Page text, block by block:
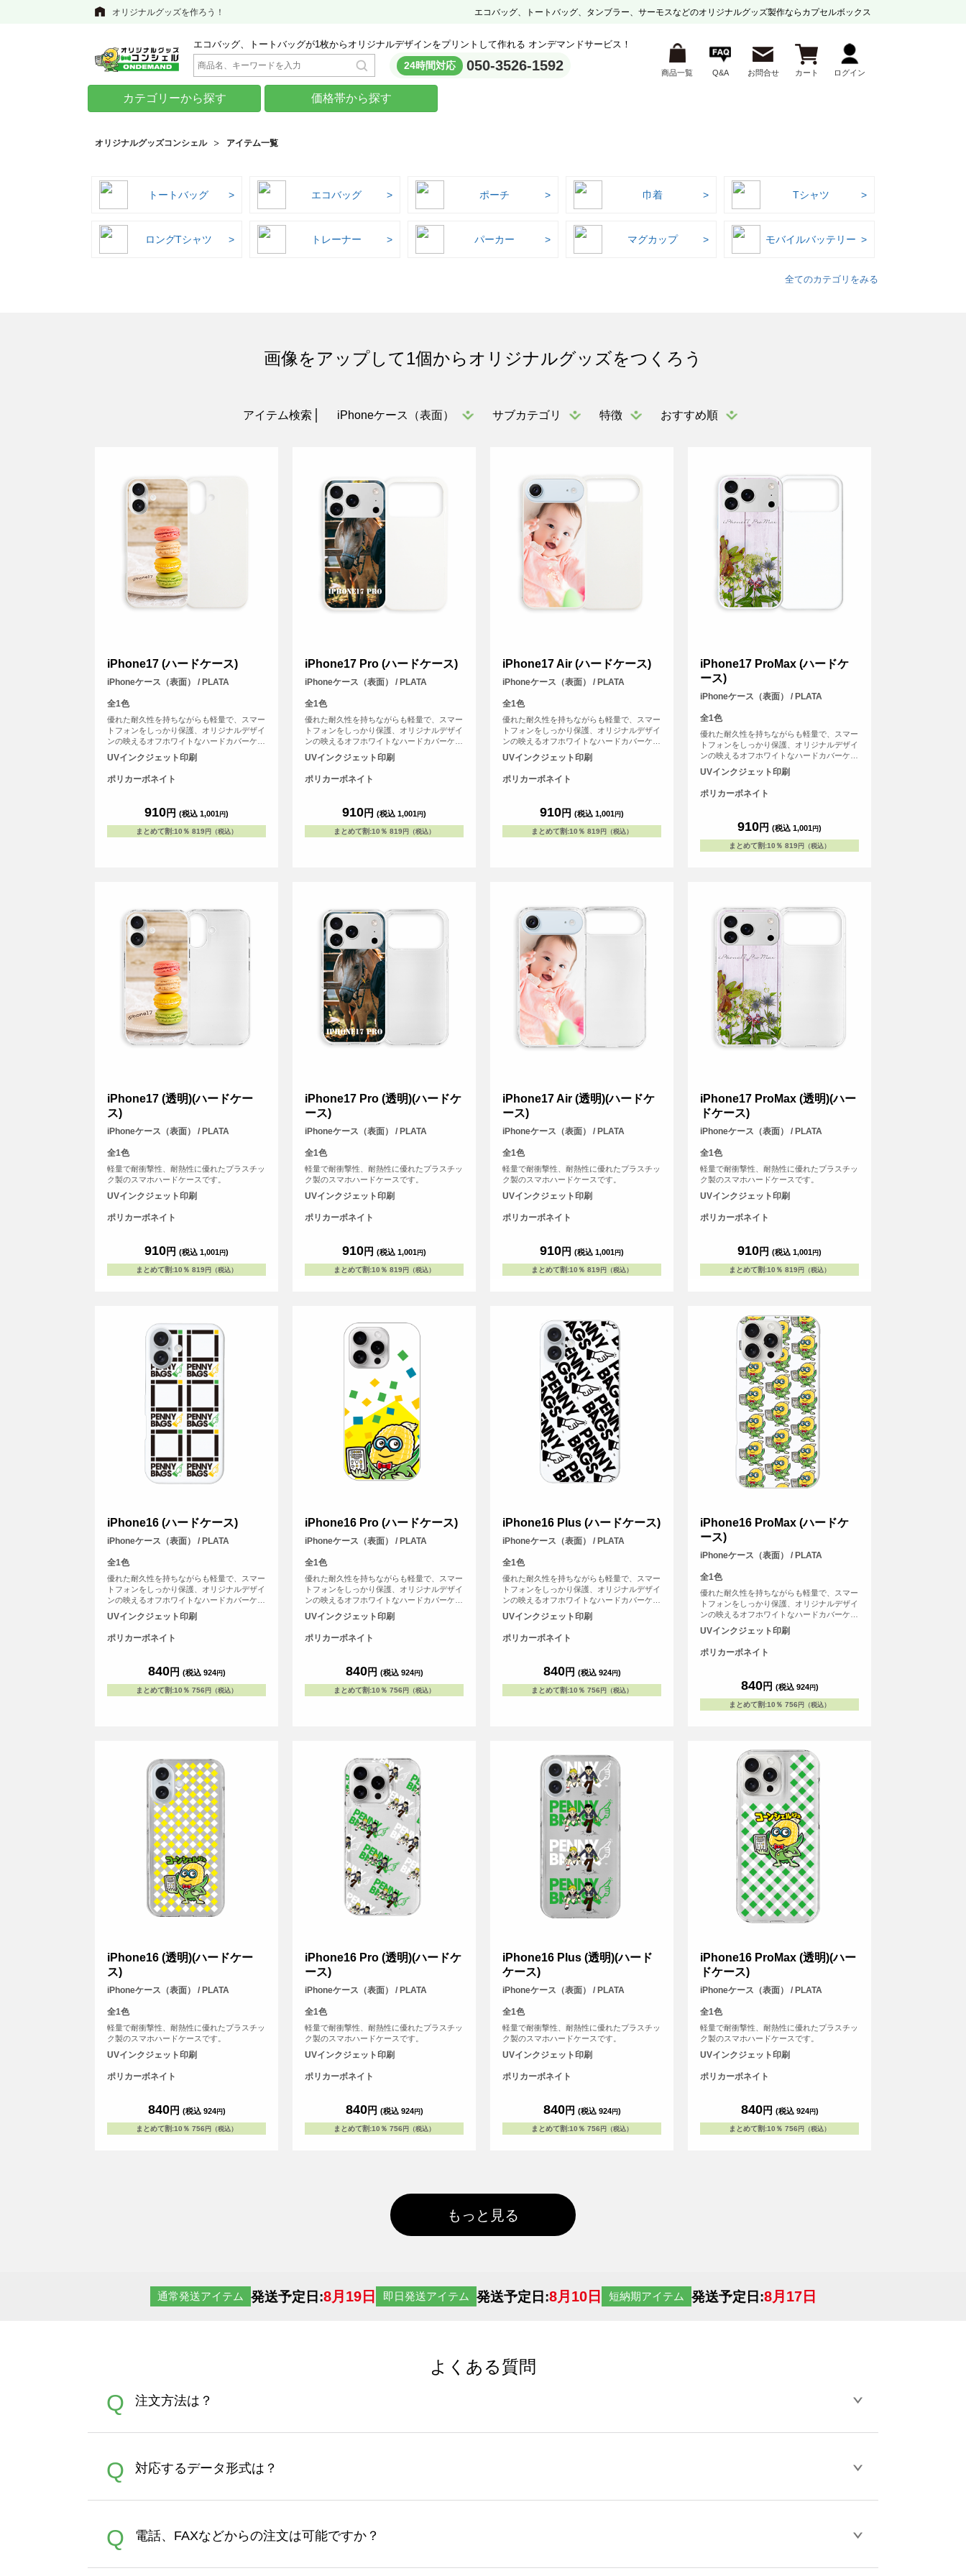
オリジナルグッズを作ろう！ エコバッグ、トートバッグ、タンブラー、サーモスなどのオリジナルグッズ製作ならカプセルボックス
エコバッグ、トートバッグが1枚からオリジナルデザインをプリントして作れる オンデマンドサービス！
24時間対応 050-3526-1592 商品一覧 Q&A お問合せ カート ログイン
カテゴリーから探す 価格帯から探す
オリジナルグッズコンシェル アイテム一覧
トートバッグ エコバッグ ポーチ 巾着 Tシャツ
ロングTシャツ トレーナー パーカー マグカップ モバイルバッテリー
全てのカテゴリをみる
画像をアップして1個からオリジナルグッズをつくろう
アイテム検索 iPhoneケース（表面） サブカテゴリ 特徴 おすすめ順
iPhone17 (ハードケース)
iPhoneケース（表面） / PLATA
全1色
優れた耐久性を持ちながらも軽量で、スマー
トフォンをしっかり保護、オリジナルデザイ
ンの映えるオフホワイトなハードカバーケー
スです。
UVインクジェット印刷
ポリカーボネイト
910円 (税込 1,001 円)
まとめて割:10％ 819 円（税込）
iPhone17 Pro (ハードケース)
iPhoneケース（表面） / PLATA
全1色
優れた耐久性を持ちながらも軽量で、スマー
トフォンをしっかり保護、オリジナルデザイ
ンの映えるオフホワイトなハードカバーケー
スです。
UVインクジェット印刷
ポリカーボネイト
910円 (税込 1,001 円)
まとめて割:10％ 819 円（税込）
iPhone17 Air (ハードケース)
iPhoneケース（表面） / PLATA
全1色
優れた耐久性を持ちながらも軽量で、スマー
トフォンをしっかり保護、オリジナルデザイ
ンの映えるオフホワイトなハードカバーケー
スです。
UVインクジェット印刷
ポリカーボネイト
910円 (税込 1,001 円)
まとめて割:10％ 819 円（税込）
iPhone17 ProMax (ハードケ
ース)
iPhoneケース（表面） / PLATA
全1色
優れた耐久性を持ちながらも軽量で、スマー
トフォンをしっかり保護、オリジナルデザイ
ンの映えるオフホワイトなハードカバーケー
スです。
UVインクジェット印刷
ポリカーボネイト
910円 (税込 1,001 円)
まとめて割:10％ 819 円（税込）
iPhone17 (透明)(ハードケー
ス)
iPhoneケース（表面） / PLATA
全1色
軽量で耐衝撃性、耐熱性に優れたプラスチッ
ク製のスマホハードケースです。
UVインクジェット印刷
ポリカーボネイト
910円 (税込 1,001 円)
まとめて割:10％ 819 円（税込）
iPhone17 Pro (透明)(ハードケ
ース)
iPhoneケース（表面） / PLATA
全1色
軽量で耐衝撃性、耐熱性に優れたプラスチッ
ク製のスマホハードケースです。
UVインクジェット印刷
ポリカーボネイト
910円 (税込 1,001 円)
まとめて割:10％ 819 円（税込）
iPhone17 Air (透明)(ハードケ
ース)
iPhoneケース（表面） / PLATA
全1色
軽量で耐衝撃性、耐熱性に優れたプラスチッ
ク製のスマホハードケースです。
UVインクジェット印刷
ポリカーボネイト
910円 (税込 1,001 円)
まとめて割:10％ 819 円（税込）
iPhone17 ProMax (透明)(ハー
ドケース)
iPhoneケース（表面） / PLATA
全1色
軽量で耐衝撃性、耐熱性に優れたプラスチッ
ク製のスマホハードケースです。
UVインクジェット印刷
ポリカーボネイト
910円 (税込 1,001 円)
まとめて割:10％ 819 円（税込）
iPhone16 (ハードケース)
iPhoneケース（表面） / PLATA
全1色
優れた耐久性を持ちながらも軽量で、スマー
トフォンをしっかり保護、オリジナルデザイ
ンの映えるオフホワイトなハードカバーケー
スです。
UVインクジェット印刷
ポリカーボネイト
840円 (税込 924円)
まとめて割:10％ 756 円（税込）
iPhone16 Pro (ハードケース)
iPhoneケース（表面） / PLATA
全1色
優れた耐久性を持ちながらも軽量で、スマー
トフォンをしっかり保護、オリジナルデザイ
ンの映えるオフホワイトなハードカバーケー
スです。
UVインクジェット印刷
ポリカーボネイト
840円 (税込 924円)
まとめて割:10％ 756 円（税込）
iPhone16 Plus (ハードケース)
iPhoneケース（表面） / PLATA
全1色
優れた耐久性を持ちながらも軽量で、スマー
トフォンをしっかり保護、オリジナルデザイ
ンの映えるオフホワイトなハードカバーケー
スです。
UVインクジェット印刷
ポリカーボネイト
840円 (税込 924円)
まとめて割:10％ 756 円（税込）
iPhone16 ProMax (ハードケ
ース)
iPhoneケース（表面） / PLATA
全1色
優れた耐久性を持ちながらも軽量で、スマー
トフォンをしっかり保護、オリジナルデザイ
ンの映えるオフホワイトなハードカバーケー
スです。
UVインクジェット印刷
ポリカーボネイト
840円 (税込 924円)
まとめて割:10％ 756 円（税込）
iPhone16 (透明)(ハードケー
ス)
iPhoneケース（表面） / PLATA
全1色
軽量で耐衝撃性、耐熱性に優れたプラスチッ
ク製のスマホハードケースです。
UVインクジェット印刷
ポリカーボネイト
840円 (税込 924円)
まとめて割:10％ 756 円（税込）
iPhone16 Pro (透明)(ハードケ
ース)
iPhoneケース（表面） / PLATA
全1色
軽量で耐衝撃性、耐熱性に優れたプラスチッ
ク製のスマホハードケースです。
UVインクジェット印刷
ポリカーボネイト
840円 (税込 924円)
まとめて割:10％ 756 円（税込）
iPhone16 Plus (透明)(ハード
ケース)
iPhoneケース（表面） / PLATA
全1色
軽量で耐衝撃性、耐熱性に優れたプラスチッ
ク製のスマホハードケースです。
UVインクジェット印刷
ポリカーボネイト
840円 (税込 924円)
まとめて割:10％ 756 円（税込）
iPhone16 ProMax (透明)(ハー
ドケース)
iPhoneケース（表面） / PLATA
全1色
軽量で耐衝撃性、耐熱性に優れたプラスチッ
ク製のスマホハードケースです。
UVインクジェット印刷
ポリカーボネイト
840円 (税込 924円)
まとめて割:10％ 756 円（税込）
もっと見る
通常発送アイテム 発送予定日:8月19日 即日発送アイテム 発送予定日:8月10日 短納期アイテム 発送予定日:8月17日
よくある質問
Q 注文方法は？
A
す。 30枚以上やシルク印刷など、大口注文の場合は、サポートが担当する
さい。製作する数量が多ければ多いほど、オンデマンドサービスよりも低価格で製作することが可能です。
Q 対応するデータ形式は？
A
ズは、20MBです。デジカメやスマホで撮影した写真などもアップロード可能です。使用できない画像はエラーになります。（※
Illustratorからの直接入稿には対応していません。AIで保存し、デザインツールからアップロードして下さい）
Q 電話、FAXなどからの注文は可能ですか？